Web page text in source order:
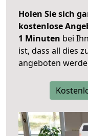
Holen Sie sich
kostenlose
1 Minuten bei
ist, dass all dies
angeboten